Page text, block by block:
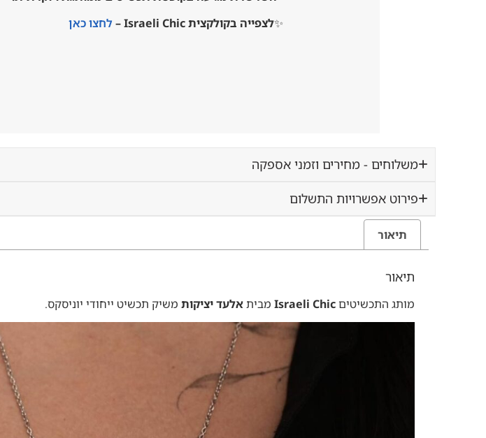
✨לצפייה בקולקצית Israeli Chic – לחצו כאן
משלוחים - מחירים וזמני אספקה
פירוט אפשרויות התשלום
תיאור
תיאור
מותג התכשיטיםIsraeli Chic מביתאלעד יציקות משיק תכשיט ייחודי יוניסקס.